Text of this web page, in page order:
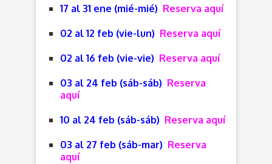
17 al 31 ene (mié-mié) Reserva aquí
02 al 12 feb (vie-lun) Reserva aquí
02 al 16 feb (vie-vie) Reserva aquí
03 al 24 feb (sáb-sáb) Reserva
aquí
10 al 24 feb (sáb-sáb) Reserva aquí
03 al 27 feb (sáb-mar) Reserva
aquí